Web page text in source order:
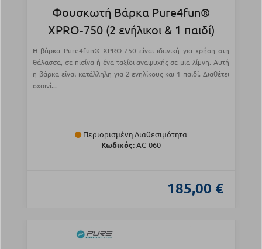
Φουσκωτή Βάρκα Pure4fun®
XPRO‑750 (2 ενήλικοι & 1 παιδί)
Η βάρκα Pure4fun® XPRO-750 είναι ιδανική για χρήση στη
θάλασσα, σε πισίνα ή ένα ταξίδι αναψυχής σε μια λίμνη. Αυτή
η βάρκα είναι κατάλληλη για 2 ενηλίκους και 1 παιδί. Διαθέτει
σχοινί...
Περιορισμένη Διαθεσιμότητα
Κωδικός:AC-060
185,00 €